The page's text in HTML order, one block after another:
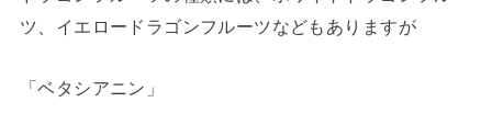
ツ、イエロードラゴンフルーツなどもありますが
「ベタシアニン」